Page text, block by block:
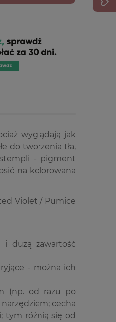
wyglądają jak
do tworzenia tła,
- pigment
na kolorowana
Violet / Pumice
dużą zawartość
- można ich
(np. od razu po
cecha
tym różnią się od